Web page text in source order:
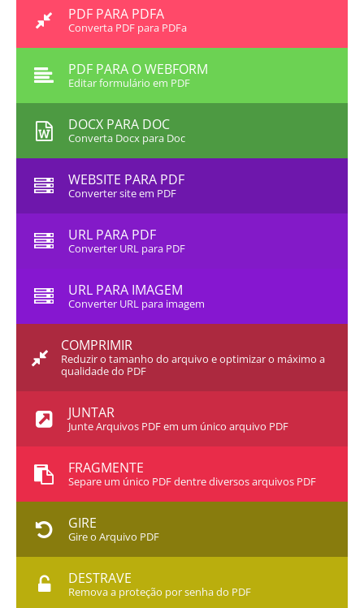
PDF PARA PDFA
Converta PDF para PDFa
PDF PARA O WEBFORM
Editar formulário em PDF
DOCX PARA DOC
Converta Docx para Doc
WEBSITE PARA PDF
Converter site em PDF
URL PARA PDF
Converter URL para PDF
URL PARA IMAGEM
Converter URL para imagem
COMPRIMIR
Reduzir o tamanho do arquivo e optimizar o máximo a
qualidade do PDF
JUNTAR
Junte Arquivos PDF em um único arquivo PDF
FRAGMENTE
Separe um único PDF dentre diversos arquivos PDF
GIRE
Gire o Arquivo PDF
DESTRAVE
Remova a proteção por senha do PDF